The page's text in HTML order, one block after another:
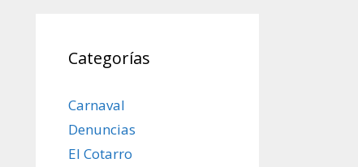
Categorías
Carnaval
Denuncias
El Cotarro